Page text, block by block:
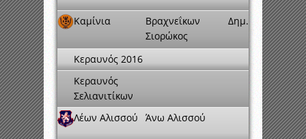
Καμίνια
Βραχνεΐκων Δημ.
Σιορώκος
Κεραυνός 2016
Κεραυνός
Σελιανιτίκων
Λέων Αλισσού
Άνω Αλισσού